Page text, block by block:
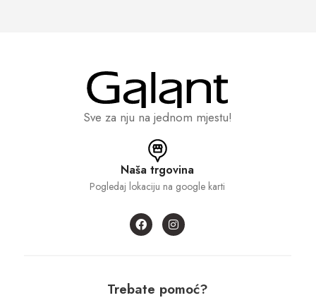
Sve za nju na jednom mjestu!
Naša trgovina
Pogledaj lokaciju na google karti
Trebate pomoć?